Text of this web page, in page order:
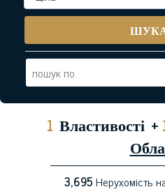
1 Властивості +
3,695Нерухомість